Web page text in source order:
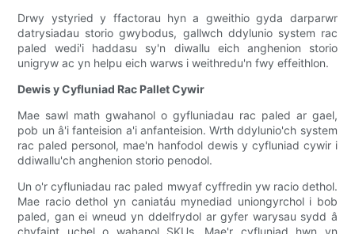
Drwy ystyried y ffactorau hyn a gweithio gyda darparwr
datrysiadau storio gwybodus, gallwch ddylunio system rac
paled wedi'i haddasu sy'n diwallu eich anghenion storio
unigryw ac yn helpu eich warws i weithredu'n fwy effeithlon.
Dewis y Cyfluniad Rac Pallet Cywir
Mae sawl math gwahanol o gyfluniadau rac paled ar gael,
pob un â'i fanteision a'i anfanteision. Wrth ddylunio'ch system
rac paled personol, mae'n hanfodol dewis y cyfluniad cywir i
ddiwallu'ch anghenion storio penodol.
Un o'r cyfluniadau rac paled mwyaf cyffredin yw racio dethol.
Mae racio dethol yn caniatáu mynediad uniongyrchol i bob
paled, gan ei wneud yn ddelfrydol ar gyfer warysau sydd â